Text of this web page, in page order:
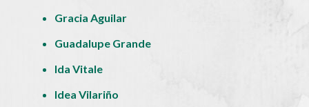
Gracia Aguilar
Guadalupe Grande
Ida Vitale
Idea Vilariño